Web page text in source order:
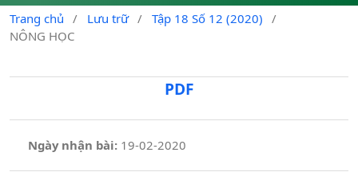
Trang chủ / Lưu trữ / Tập 18 Số 12 (2020)
/
NÔNG HỌC
PDF
Ngày nhận bài: 19-02-2020